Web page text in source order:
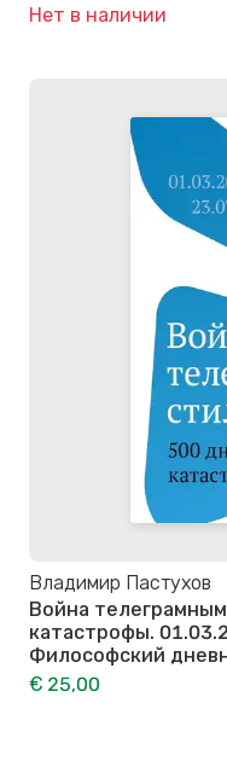
Нет в наличии
Владимир Пастухов
Война
катастрофы.
Философский
€ 25,00